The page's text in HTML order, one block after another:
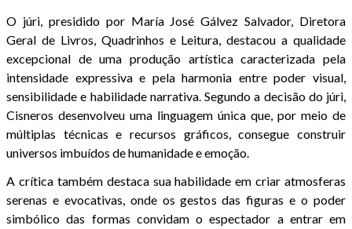
O júri, presidido por María José Gálvez Salvador, Diretora
Geral de Livros, Quadrinhos e Leitura, destacou a qualidade
excepcional de uma produção artística caracterizada pela
intensidade expressiva e pela harmonia entre poder visual,
sensibilidade e habilidade narrativa. Segundo a decisão do júri,
Cisneros desenvolveu uma linguagem única que, por meio de
múltiplas técnicas e recursos gráficos, consegue construir
universos imbuídos de humanidade e emoção.
A crítica também destaca sua habilidade em criar atmosferas
serenas e evocativas, onde os gestos das figuras e o poder
simbólico das formas convidam o espectador a entrar em